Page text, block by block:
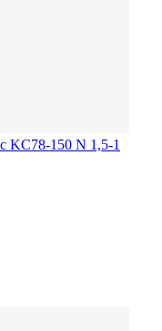
KC78-150 N 1,5-1